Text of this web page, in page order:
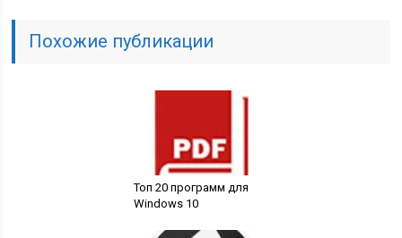
Похожие публикации
Топ 20 программ для
Windows 10